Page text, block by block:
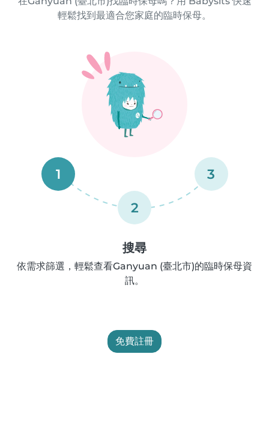
輕鬆找到最適合您家庭的臨時保母。
1
2
3
搜尋
依需求篩選，輕鬆查看Ganyuan (臺北市)的臨時保母資
訊。
免費註冊